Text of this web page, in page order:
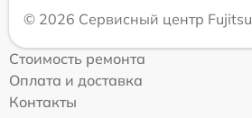
© 2026 Сервисный центр Fujitsu
Стоимость ремонта
Оплата и доставка
Контакты